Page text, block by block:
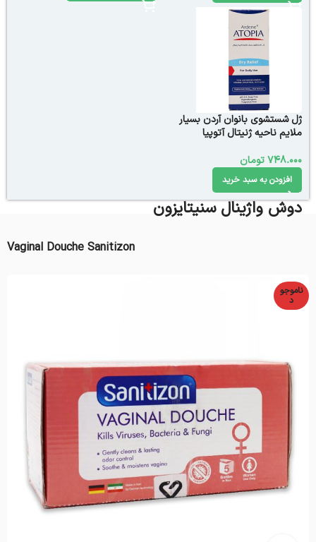
ژل شستشوی بانوان آردن بسیار
ملایم ناحیه ژنیتال آتوپیا
748.000تومان
افزودن به سبد خرید
دوش واژینال سنیتایزون
Vaginal Douche Sanitizon
ناموجو
د